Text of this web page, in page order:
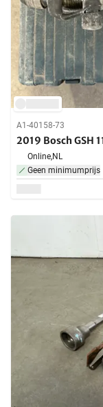
A1-40158-73
2019 Bosch GSH
Online,NL
Geen minimumprijs